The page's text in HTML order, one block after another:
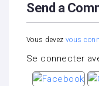
Send a
Vous devez vous
Se connecter